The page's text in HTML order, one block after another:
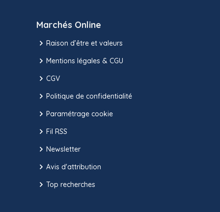
Marchés Online
Raison d’être et valeurs
Mentions légales & CGU
CGV
Politique de confidentialité
Paramétrage cookie
Fil RSS
Newsletter
Avis d'attribution
Top recherches